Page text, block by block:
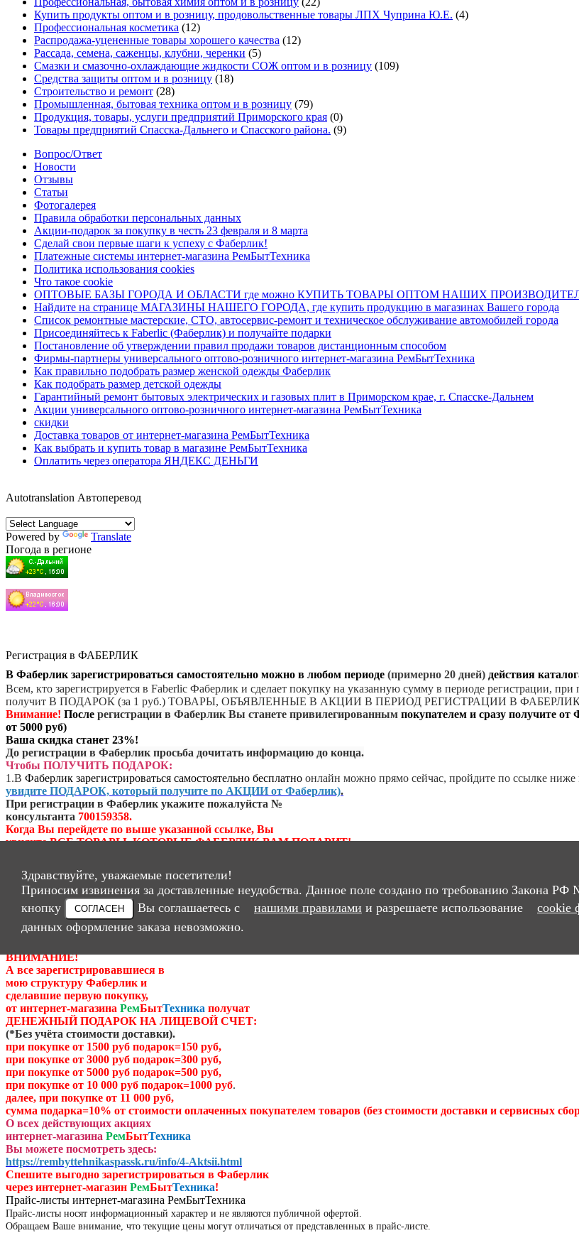
Купить продукты оптом и в розницу, продовольственные товары ЛПХ Чуприна Ю.Е. (4)
Профессиональная косметика (12)
Распродажа-уцененные товары хорошего качества (12)
Рассада, семена, саженцы, клубни, черенки (5)
Смазки и смазочно-охлаждающие жидкости СОЖ оптом и в розницу (109)
Средства защиты оптом и в розницу (18)
Строительство и ремонт (28)
Промышленная, бытовая техника оптом и в розницу (79)
Продукция, товары, услуги предприятий Приморского края (0)
Товары предприятий Спасска-Дальнего и Спасского района. (9)
Вопрос/Ответ
Новости
Отзывы
Статьи
Фотогалерея
Правила обработки персональных данных
Акции-подарок за покупку в честь 23 февраля и 8 марта
Сделай свои первые шаги к успеху с Фаберлик!
Платежные системы интернет-магазина РемБытТехника
Политика использования cookies
Что такое cookie
ОПТОВЫЕ БАЗЫ ГОРОДА И ОБЛАСТИ где можно КУПИТЬ ТОВАРЫ ОПТОМ НАШИХ
Найдите на странице МАГАЗИНЫ НАШЕГО ГОРОДА, где купить продукцию в магазинах Вашего города
Список ремонтные мастерские, СТО, автосервис-ремонт и техническое обслуживание автомобилей города
Присоединяйтесь к Faberlic (Фаберлик) и получайте подарки
Постановление об утверждении правил продажи товаров дистанционным способом
Фирмы-партнеры универсального оптово-розничного интернет-магазина РемБытТехника
Как правильно подобрать размер женской одежды Фаберлик
Как подобрать размер детской одежды
Гарантийный ремонт бытовых электрических и газовых плит в Приморском крае, г. Спасске-Дальнем
Акции универсального оптово-розничного интернет-магазина РемБытТехника
скидки
Доставка товаров от интернет-магазина РемБытТехника
Как выбрать и купить товар в магазине РемБытТехника
Оплатить через оператора ЯНДЕКС ДЕНЬГИ
Autotranslation Автоперевод
Powered by
Translate
Погода в регионе
Регистрация в ФАБЕРЛИК
В Фаберлик зарегистрироваться самостоятельно можно в любом периоде (примерно 20 дней) действия
Всем, кто зарегистрируется в Faberlic Фаберлик и сделает покупку на указанную сумму в периоде регистрации,
получит В ПОДАРОК (за 1 руб.) ТОВАРЫ, ОБЪЯВЛЕННЫЕ В АКЦИИ В ПЕРИОД РЕГИСТРАЦИИ В
Внимание! После регистрации в Фаберлик Вы станете привилегированным покупателем и сразу получите от
от 5000 руб)
Ваша скидка станет 23%!
До регистрации в Фаберлик просьба дочитать информацию до конца.
Чтобы ПОЛУЧИТЬ ПОДАРОК:
1.В Фаберлик зарегистрироваться самостоятельно бесплатно онлайн можно прямо сейчас, пройдите по ссылке ниже
увидите ПОДАРОК, который получите по АКЦИИ от Фаберлик).
При регистрации в Фаберлик укажите пожалуйста №
консультанта 700159358.
Когда Вы перейдете по выше указанной ссылке, Вы
увидите ВСЕ ТОВАРЫ, КОТОРЫЕ ФАБЕРЛИК ВАМ ПОДАРИТ!
В течение указанного периода
на указанную сумму (в каждом периоде суммы разные) *. (
КАК ПРАВИЛО (но не всегда), ЕСЛИ СДЕЛАЕТЕ ПОКУПКУ
НА СУММУ ОТ 1000 РУБ В ТЕЧЕНИЕ 24 ЧАСОВ
С МОМЕНТА РЕГИСТРАЦИИ В ФАБЕРЛИК,
ФАБЕРЛИК ДАРИТ ДОПОЛНИТЕЛЬНЫЙ ПОДАРОК!
ВНИМАНИЕ!
А все зарегистрировавшиеся в
мою структуру Фаберлик и
сделавшие первую покупку,
от интернет-магазина РемБытТехника получат
ДЕНЕЖНЫЙ ПОДАРОК НА ЛИЦЕВОЙ СЧЕТ:
(*Без учёта стоимости доставки).
при покупке от 1500 руб подарок=150 руб,
при покупке от 3000 руб подарок=300 руб,
при покупке от 5000 руб подарок=500 руб,
при покупке от 10 000 руб подарок=1000 руб.
далее, при покупке от 11 000 руб,
сумма подарка=10% от стоимости оплаченных покупателем товаров (без стоимости доставки и сервисных
О всех действующих акциях
интернет-магазина РемБытТехника
Вы можете посмотреть здесь:
https://rembyttehnikaspassk.ru/info/4-Aktsii.html
Спешите выгодно зарегистрироваться в Фаберлик
через интернет-магазин РемБытТехника!
Прайс-листы интернет-магазина РемБытТехника
Прайс-листы носят информационный характер и не являются публичной офертой.
Обращаем Ваше внимание, что текущие цены могут отличаться от представленных в прайс-листе.
Здравствуйте, уважаемые посетители!
Приносим извинения за доставленные неудобства. Данное поле создано по требованию Закона
кнопку
СОГЛАСЕН Вы соглашаетесь с нашими правилами и разрешаете использование cookie
данных оформление заказа невозможно.